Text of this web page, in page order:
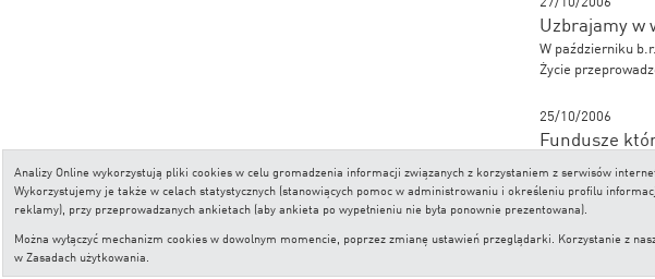
Uzbrajamy w
W październiku
Życie
25/10/2006
Fundusze
którym
Analizy Online wykorzystują pliki cookies w celu gromadzenia informacji związanych z korzystaniem z serwisów
Wykorzystujemy je także w celach statystycznych (stanowiących pomoc w administrowaniu i określeniu profilu
reklamy), przy przeprowadzanych ankietach (aby ankieta po wypełnieniu nie była ponownie prezentowana).
Można wyłączyć mechanizm cookies w dowolnym momencie, poprzez zmianę ustawień przeglądarki. Korzystanie z
wZasadach użytkowania